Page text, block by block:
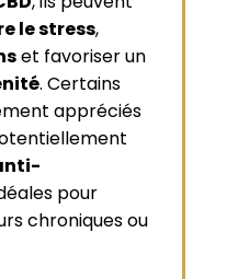
le stress,
et favoriser un
. Certains
appréciés
pour
chroniques ou